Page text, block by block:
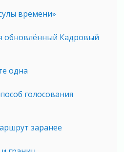
времени»
обновлённый Кадровый
одна
голосования
заранее